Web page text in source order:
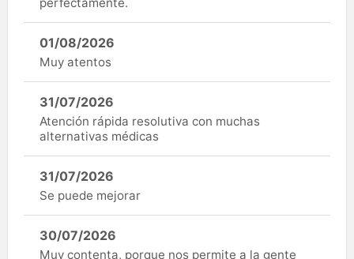
01/08/2026
Muy atentos
31/07/2026
Atención rápida resolutiva con muchas
alternativas médicas
31/07/2026
Se puede mejorar
30/07/2026
Muy contenta, porque nos permite a la gente